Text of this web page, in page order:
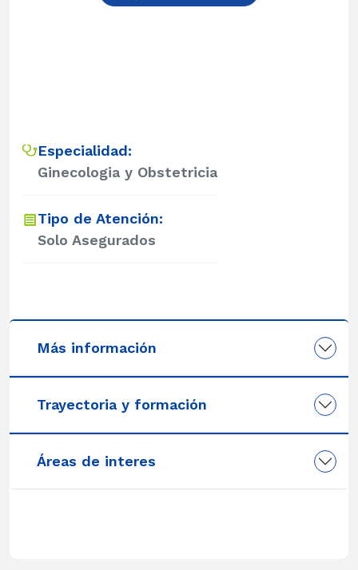
Especialidad:
Ginecologia y Obstetricia
Tipo de Atención:
Solo Asegurados
Más información
Trayectoria y formación
Áreas de interes